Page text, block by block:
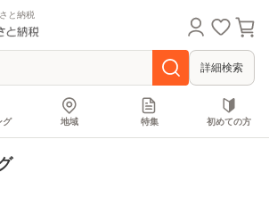
と納税
詳細検索
グ 地域 特集 初めての方